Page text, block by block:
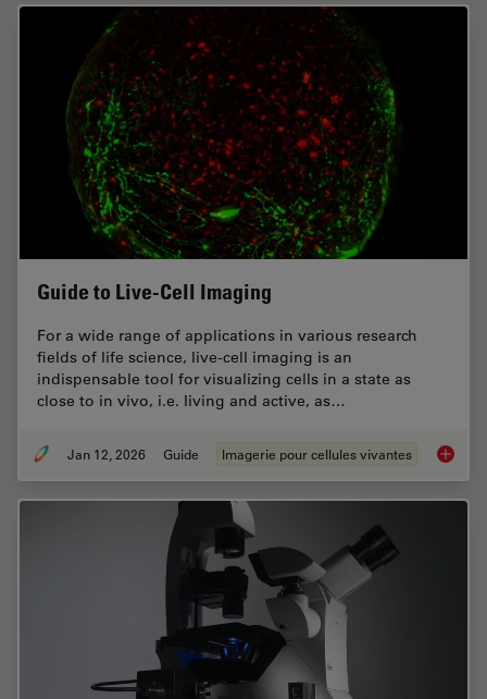
Guide to Live-Cell Imaging
For a wide range of applications in various research
fields of life science, live-cell imaging is an
indispensable tool for visualizing cells in a state as
close to in vivo, i.e. living and active, as…
Jan 12, 2026 Guide Imagerie pour cellules vivantes Guide